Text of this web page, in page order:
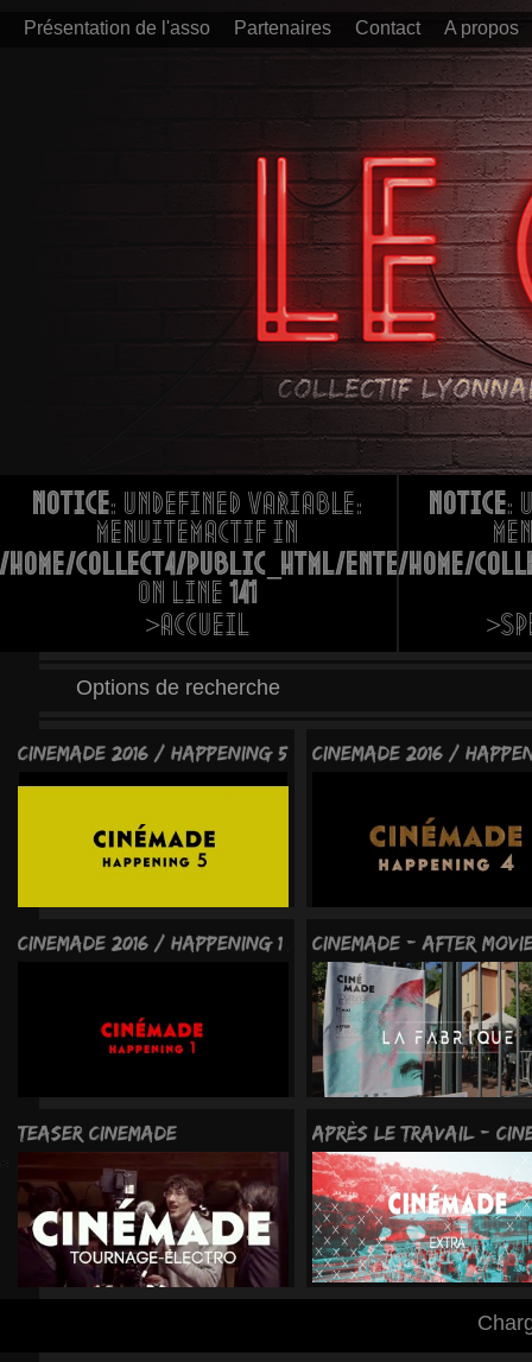
Présentation de l'asso Partenaires Contact A propos
Notice: Undefined variable:
menuItemActif in
/home/collect4/public_html/entete.php
on line141
>Accueil
Notice:
/home/
Options de recherche
CINEMADE 2016 / Happening 5 / LE LOUP DE WALL STREET
CINEMADE 2016 /
Cinemade 2016 / Happening 1 / Raging Bull
CINEMADE - After
Teaser CINEMADE Après le travail -